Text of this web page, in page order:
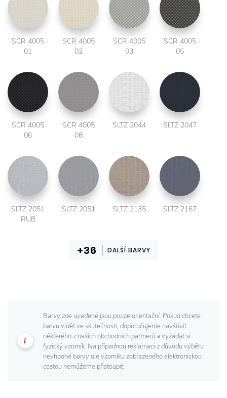
SCR 4005
01
SCR 4005
02
SCR 4005
03
SCR 4005
05
SCR 4005
06
SCR 4005
08
SLTZ 2044 SLTZ 2047
SLTZ 2051
RUB
SLTZ 2051 SLTZ 2135 SLTZ 2167
DALŠÍ BARVY
Barvy zde uvedené jsou pouze orientační. Pokud chcete
barvu vidět ve skutečnosti, doporučujeme navštívit
některého z našich obchodních partnerů a vyžádat si
fyzický vzorník. Na případnou reklamaci z důvodu výběru
nevhodné barvy dle vzorníku zobrazeného elektronickou
cestou nemůžeme přistoupit.